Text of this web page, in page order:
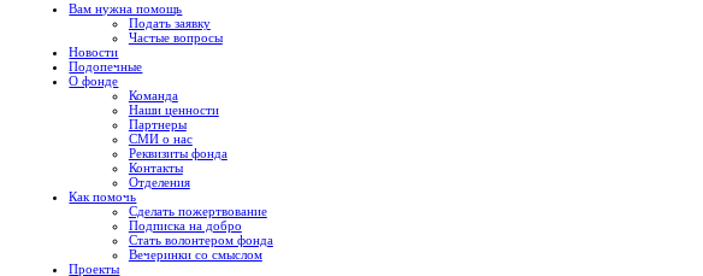
Вам нужна помощь
Подать заявку
Частые вопросы
Новости
Подопечные
О фонде
Команда
Наши ценности
Партнеры
СМИ о нас
Реквизиты фонда
Контакты
Отделения
Как помочь
Сделать пожертвование
Подписка на добро
Стать волонтером фонда
Вечеринки со смыслом
Проекты